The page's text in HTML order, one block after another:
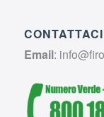
CONTATTACI
Email: